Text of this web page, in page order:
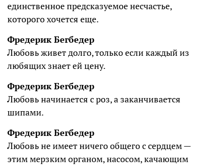
единственное предсказуемое несчастье,
которого хочется еще.
Фредерик Бегбедер
Любовь живет долго, только если каждый из
любящих знает ей цену.
Фредерик Бегбедер
Любовь начинается с роз, а заканчивается
шипами.
Фредерик Бегбедер
Любовь не имеет ничего общего с сердцем —
этим мерзким органом, насосом, качающим